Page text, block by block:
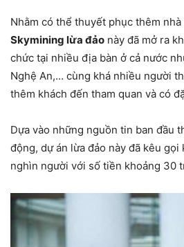
Nhằm có thể thuyết phục thêm nhà
Skymining lừa đảo này đã mở ra
chức tại nhiều địa bàn ở cả nước
Nghệ An,… cùng khá nhiều người
thêm khách đến tham quan và có
Dựa vào những nguồn tin ban đầu
động, dự án lừa đảo này đã kêu gọi
nghìn người với số tiền khoảng 30